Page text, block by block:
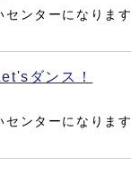
センターになります
ダンス！
センターになります